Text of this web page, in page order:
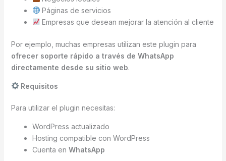
Páginas de servicios
Empresas que desean mejorar la atención al cliente
Por ejemplo, muchas empresas utilizan este plugin para
ofrecer soporte rápido a través de WhatsApp
directamente desde su sitio web.
Requisitos
Para utilizar el plugin necesitas:
WordPress actualizado
Hosting compatible con WordPress
Cuenta en WhatsApp